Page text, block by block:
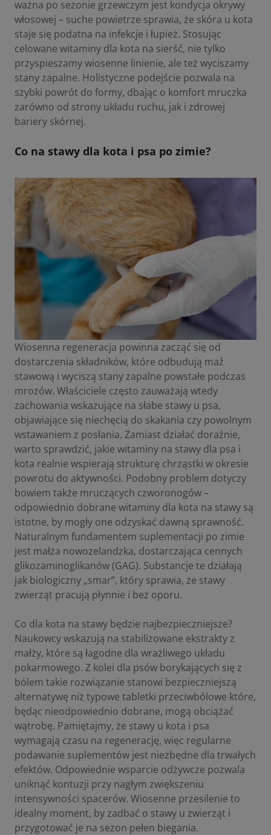
ważna po sezonie grzewczym jest kondycja okrywy
włosowej – suche powietrze sprawia, że skóra u kota
staje się podatna na infekcje i łupież. Stosując
celowane witaminy dla kota na sierść, nie tylko
przyspieszamy wiosenne linienie, ale też wyciszamy
stany zapalne. Holistyczne podejście pozwala na
szybki powrót do formy, dbając o komfort mruczka
zarówno od strony układu ruchu, jak i zdrowej
bariery skórnej.
Co na stawy dla kota i psa po zimie?
Wiosenna regeneracja powinna zacząć się od
dostarczenia składników, które odbudują maź
stawową i wyciszą stany zapalne powstałe podczas
mrozów. Właściciele często zauważają wtedy
zachowania wskazujące na słabe stawy u psa,
objawiające się niechęcią do skakania czy powolnym
wstawaniem z posłania. Zamiast działać doraźnie,
warto sprawdzić, jakie witaminy na stawy dla psa i
kota realnie wspierają strukturę chrząstki w okresie
powrotu do aktywności. Podobny problem dotyczy
bowiem także mruczących czworonogów –
odpowiednio dobrane witaminy dla kota na stawy są
istotne, by mogły one odzyskać dawną sprawność.
Naturalnym fundamentem suplementacji po zimie
jest małża nowozelandzka, dostarczająca cennych
glikozaminoglikanów (GAG). Substancje te działają
jak biologiczny „smar”, który sprawia, że stawy
zwierząt pracują płynnie i bez oporu.
Co dla kota na stawy będzie najbezpieczniejsze?
Naukowcy wskazują na stabilizowane ekstrakty z
małży, które są łagodne dla wrażliwego układu
pokarmowego. Z kolei dla psów borykających się z
bólem takie rozwiązanie stanowi bezpieczniejszą
alternatywę niż typowe tabletki przeciwbólowe które,
będąc nieodpowiednio dobrane, mogą obciążać
wątrobę. Pamiętajmy, że stawy u kota i psa
wymagają czasu na regenerację, więc regularne
podawanie suplementów jest niezbędne dla trwałych
efektów. Odpowiednie wsparcie odżywcze pozwala
uniknąć kontuzji przy nagłym zwiększeniu
intensywności spacerów. Wiosenne przesilenie to
idealny moment, by zadbać o stawy u zwierząt i
przygotować je na sezon pełen biegania.